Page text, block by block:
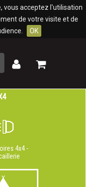
vous acceptez l'utilisation
de votre visite et de
OK
Rechercher
Mon
Mon
4x4 -